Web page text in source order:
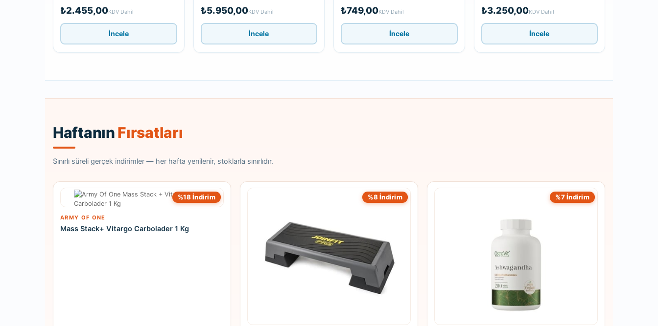
₺2.455,00KDV Dahil
İncele
₺5.950,00KDV Dahil
İncele
₺749,00KDV Dahil
İncele
₺3.250,00KDV Dahil
İncele
HaftanınFırsatları
Sınırlı süreli gerçek indirimler — her hafta yenilenir, stoklarla sınırlıdır.
%18 İndirim
ARMY OF ONE
Mass Stack+ Vitargo Carbolader 1 Kg
%8 İndirim %7 İndirim